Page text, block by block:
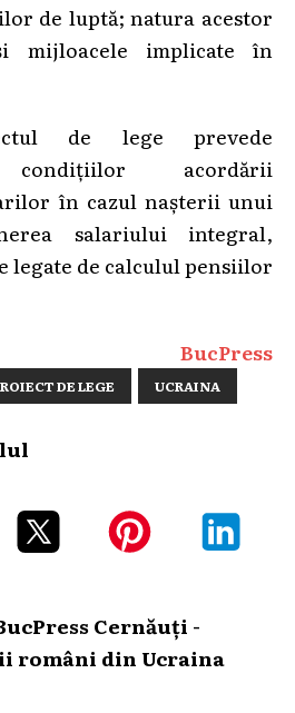
de luptă; natura acestor
mijloacele implicate în
de lege prevede
condițiilor acordării
în cazul nașterii unui
salariului integral,
legate de calculul pensiilor
BucPress
DE LEGE UCRAINA
Cernăuți -
români din Ucraina